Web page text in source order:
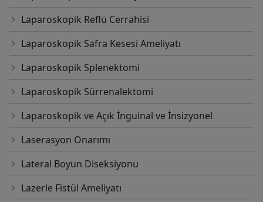
Laparoskopik Reflü Cerrahisi
Laparoskopik Safra Kesesi Ameliyatı
Laparoskopik Splenektomi
Laparoskopik Sürrenalektomi
Laparoskopik ve Açık İnguinal ve İnsizyonel
Laserasyon Onarımı
Lateral Boyun Diseksiyonu
Lazerle Fistül Ameliyatı